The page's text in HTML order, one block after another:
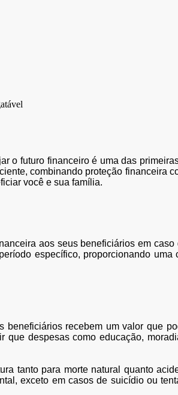
o futuro financeiro é uma das
combinando proteção financeira
você e sua família.
aos seus beneficiários em
específico, proporcionando uma
beneficiários recebem um valor que
que despesas como educação,
tanto para morte natural quanto
exceto em casos de suicídio ou